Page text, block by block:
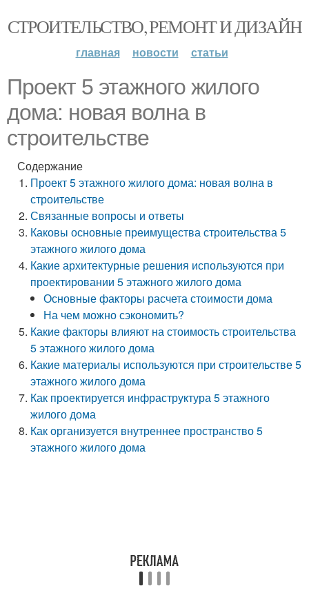
СТРОИТЕЛЬСТВО, РЕМОНТ И ДИЗАЙН
главная новости статьи
Проект 5 этажного жилого
дома: новая волна в
строительстве
Содержание
Проект 5 этажного жилого дома: новая волна в
строительстве
Связанные вопросы и ответы
Каковы основные преимущества строительства 5
этажного жилого дома
Какие архитектурные решения используются при
проектировании 5 этажного жилого дома
Основные факторы расчета стоимости дома
На чем можно сэкономить?
Какие факторы влияют на стоимость строительства
5 этажного жилого дома
Какие материалы используются при строительстве 5
этажного жилого дома
Как проектируется инфраструктура 5 этажного
жилого дома
Как организуется внутреннее пространство 5
этажного жилого дома